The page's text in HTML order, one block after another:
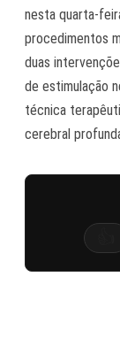
nesta quarta-
procedimentos
duas
de estimulação
técnica
cerebral